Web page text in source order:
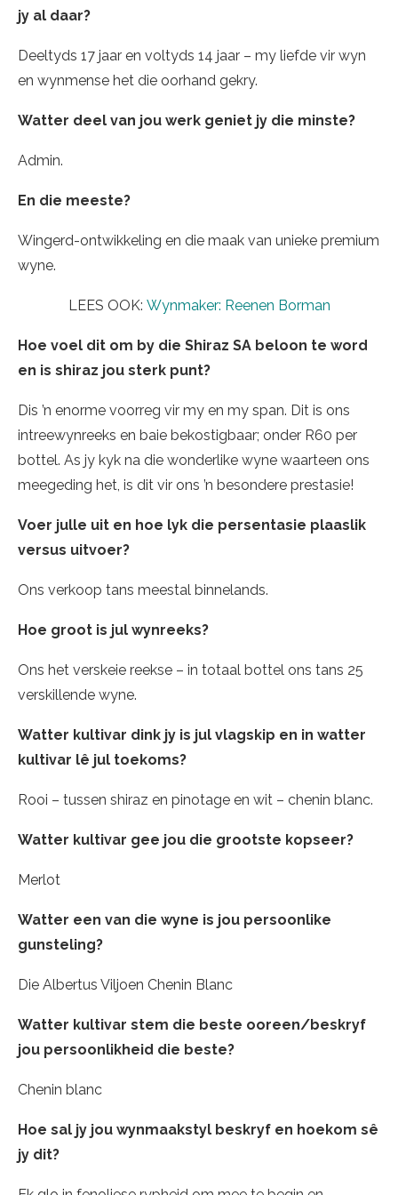
jy al daar?
Deeltyds 17 jaar en voltyds 14 jaar – my liefde vir wyn
en wynmense het die oorhand gekry.
Watter deel van jou werk geniet jy die minste?
Admin.
En die meeste?
Wingerd-ontwikkeling en die maak van unieke premium
wyne.
LEES OOK: Wynmaker: Reenen Borman
Hoe voel dit om by die Shiraz SA beloon te word
en is shiraz jou sterk punt?
Dis ’n enorme voorreg vir my en my span. Dit is ons
intreewynreeks en baie bekostigbaar; onder R60 per
bottel. As jy kyk na die wonderlike wyne waarteen ons
meegeding het, is dit vir ons ’n besondere prestasie!
Voer julle uit en hoe lyk die persentasie plaaslik
versus uitvoer?
Ons verkoop tans meestal binnelands.
Hoe groot is jul wynreeks?
Ons het verskeie reekse – in totaal bottel ons tans 25
verskillende wyne.
Watter kultivar dink jy is jul vlagskip en in watter
kultivar lê jul toekoms?
Rooi – tussen shiraz en pinotage en wit – chenin blanc.
Watter kultivar gee jou die grootste kopseer?
Merlot
Watter een van die wyne is jou persoonlike
gunsteling?
Die Albertus Viljoen Chenin Blanc
Watter kultivar stem die beste ooreen/beskryf
jou persoonlikheid die beste?
Chenin blanc
Hoe sal jy jou wynmaakstyl beskryf en hoekom sê
jy dit?